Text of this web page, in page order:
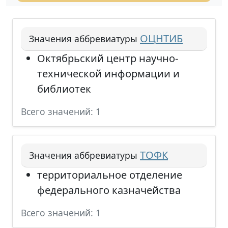
Значения аббревиатуры ОЦНТИБ
Октябрьский центр научно-
технической информации и
библиотек
Всего значений: 1
Значения аббревиатуры ТОФК
территориальное отделение
федерального казначейства
Всего значений: 1